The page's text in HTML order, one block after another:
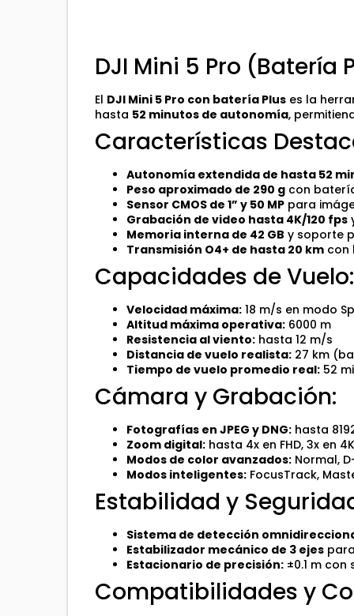
DJI Mini 5 Pro (Batería
El DJI Mini 5 Pro con batería Plus es la
hasta 52 minutos de autonomía,
Características
Autonomía extendida de hasta 52
Peso aproximado de 290 g con
Sensor CMOS de 1” y 50 MP para
Grabación de video hasta 4K/120 fps
Memoria interna de 42 GB y soporte
Transmisión O4+ de hasta 20 km con
Capacidades de Vuelo:
Velocidad máxima: 18 m/s en modo
Altitud máxima operativa: 6000 m
Resistencia al viento: hasta 12 m/s
Distancia de vuelo realista: 27 km
Tiempo de vuelo promedio real: 52
Cámara y Grabación:
Fotografías en JPEG y DNG: hasta
Zoom digital: hasta 4x en FHD, 3x en
Modos de color avanzados: Normal,
Modos inteligentes: FocusTrack,
Estabilidad y
Sistema de detección
Estabilizador mecánico de 3 ejes
Estacionario de precisión: ±0.1 m con
Compatibilidades y